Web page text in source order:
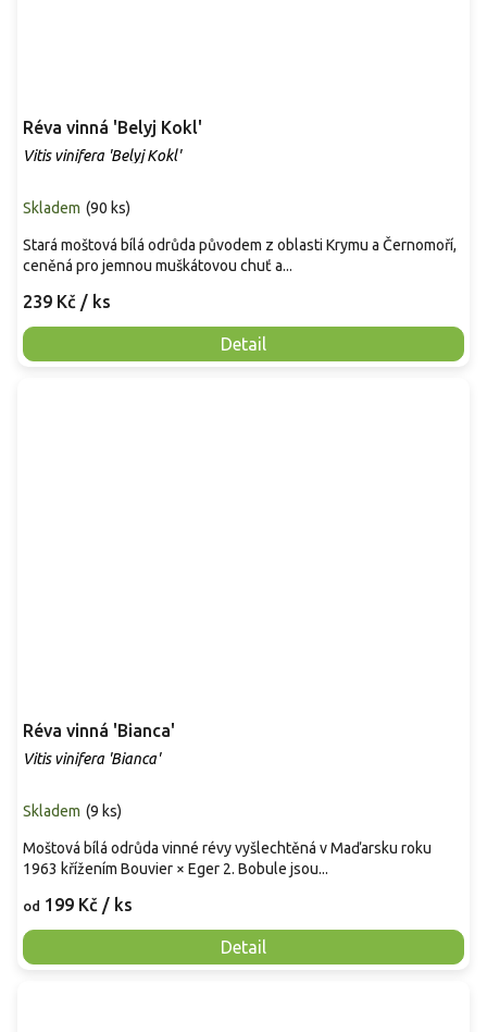
Réva vinná 'Belyj Kokl'
Vitis vinifera 'Belyj Kokl'
Skladem (90 ks)
239 Kč / ks
Detail
Stará moštová bílá odrůda původem z oblasti Krymu a Černomoří,
ceněná pro jemnou muškátovou chuť a...
Réva vinná 'Bianca'
Vitis vinifera 'Bianca'
Skladem (9 ks)
od 199 Kč / ks
Detail
Moštová bílá odrůda vinné révy vyšlechtěná v Maďarsku roku
1963 křížením Bouvier × Eger 2. Bobule jsou...